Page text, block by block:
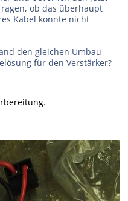
ob das überhaupt
Kabel konnte nicht
den gleichen Umbau
für den Verstärker?